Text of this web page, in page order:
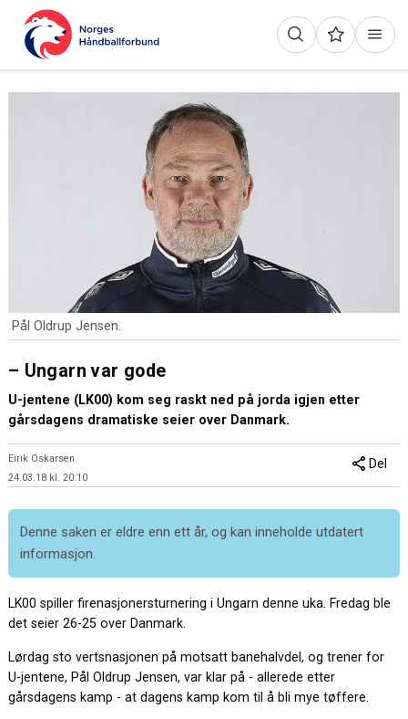
Pål Oldrup Jensen.
– Ungarn var gode
U-jentene (LK00) kom seg raskt ned på jorda igjen etter
gårsdagens dramatiske seier over Danmark.
Eirik Oskarsen
24.03.18 kl. 20:10
Del
Denne saken er eldre enn ett år, og kan inneholde utdatert
informasjon.
LK00 spiller firenasjonersturnering i Ungarn denne uka. Fredag ble
det seier 26-25 over Danmark.
Lørdag sto vertsnasjonen på motsatt banehalvdel, og trener for
U-jentene, Pål Oldrup Jensen, var klar på - allerede etter
gårsdagens kamp - at dagens kamp kom til å bli mye tøffere.